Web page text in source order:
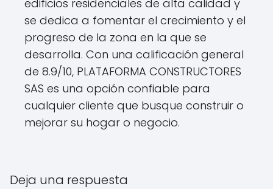
edificios residenciales de alta calidad y
se dedica a fomentar el crecimiento y el
progreso de la zona en la que se
desarrolla. Con una calificación general
de 8.9/10, PLATAFORMA CONSTRUCTORES
SAS es una opción confiable para
cualquier cliente que busque construir o
mejorar su hogar o negocio.
Deja una respuesta